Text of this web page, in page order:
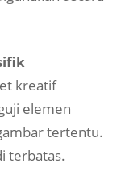
kreatif
elemen
tertentu.
terbatas.